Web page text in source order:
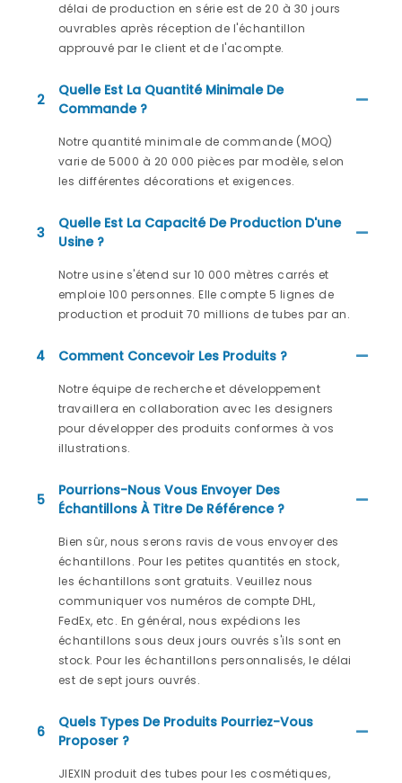
délai de production en série est de 20 à 30 jours
ouvrables après réception de l'échantillon
approuvé par le client et de l'acompte.
2
Quelle Est La Quantité Minimale De
Commande ?
Notre quantité minimale de commande (MOQ)
varie de 5000 à 20 000 pièces par modèle, selon
les différentes décorations et exigences.
3
Quelle Est La Capacité De Production D'une
Usine ?
Notre usine s'étend sur 10 000 mètres carrés et
emploie 100 personnes. Elle compte 5 lignes de
production et produit 70 millions de tubes par an.
4 Comment Concevoir Les Produits ?
Notre équipe de recherche et développement
travaillera en collaboration avec les designers
pour développer des produits conformes à vos
illustrations.
5
Pourrions-Nous Vous Envoyer Des
Échantillons À Titre De Référence ?
Bien sûr, nous serons ravis de vous envoyer des
échantillons. Pour les petites quantités en stock,
les échantillons sont gratuits. Veuillez nous
communiquer vos numéros de compte DHL,
FedEx, etc. En général, nous expédions les
échantillons sous deux jours ouvrés s'ils sont en
stock. Pour les échantillons personnalisés, le délai
est de sept jours ouvrés.
6
Quels Types De Produits Pourriez-Vous
Proposer ?
JIEXIN produit des tubes pour les cosmétiques,